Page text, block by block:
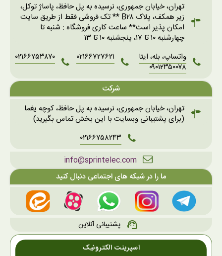
تهران، خیابان جمهوری، نرسیده به پل حافظ، پاساژ توکل،
زیر همکف، پلاک B۲۸ ** تک فروشی فقط از طریق سایت
امکان پذیر است** ساعت کاری فروشگاه : شنبه تا
چهارشنبه ۱۰ تا ۱۷، پنجشنبه ۱۰ تا ۱۳
واتساپ، بله، ایتا
۰۹۰۱۲۳۵۰۰۷۸
۰۲۱۶۶۷۲۷۶۲۱ ۰۲۱۶۶۷۵۳۸۷۰
شرکت
تهران، خیابان جمهوری، نرسیده به پل حافظ، کوچه یغما
(برای پشتیبانی وبسایت با این بخش تماس بگیرید)
۰۲۱۶۶۷۵۸۲۴۳
info@sprintelec.com
ما را در شبکه های اجتماعی دنبال کنید
support_agent
پشتیبانی آنلاین
اسپرینت الکترونیک